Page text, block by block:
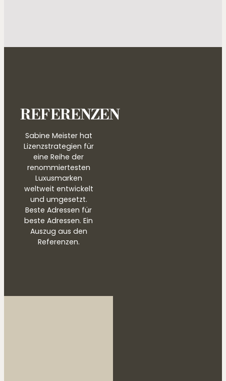
REFERENZEN
Sabine Meister hat
Lizenzstrategien für
eine Reihe der
renommiertesten
Luxusmarken
weltweit entwickelt
und umgesetzt.
Beste Adressen für
beste Adressen. Ein
Auszug aus den
Referenzen.